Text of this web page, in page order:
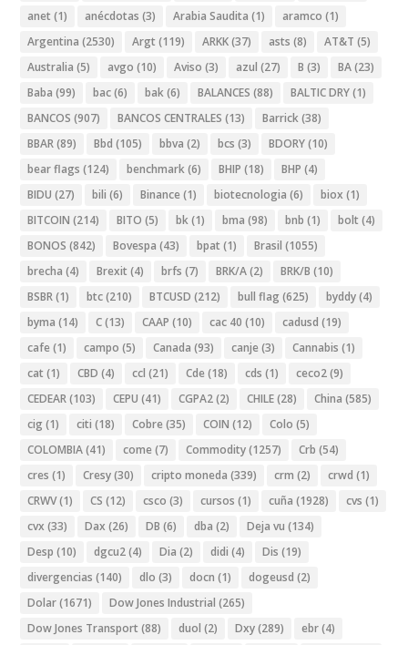
anet (1) anécdotas (3) Arabia Saudita (1) aramco (1)
Argentina (2530) Argt (119) ARKK(37) asts (8) AT&T (5)
Australia (5) avgo (10) Aviso (3) azul (27) B (3) BA(23)
Baba (99) bac(6) bak(6) BALANCES (88) BALTIC DRY(1)
BANCOS (907) BANCOS CENTRALES (13) Barrick(38)
BBAR(89) Bbd (105) bbva (2) bcs (3) BDORY(10)
bear flags (124) benchmark(6) BHIP (18) BHP (4)
BIDU (27) bili (6) Binance (1) biotecnologia (6) biox (1)
BITCOIN (214) BITO (5) bk(1) bma (98) bnb (1) bolt (4)
BONOS (842) Bovespa (43) bpat (1) Brasil (1055)
brecha (4) Brexit (4) brfs (7) BRK/A(2) BRK/B (10)
BSBR(1) btc(210) BTCUSD (212) bull flag (625) byddy(4)
byma (14) C(13) CAAP (10) cac 40 (10) cadusd (19)
cafe (1) campo (5) Canada (93) canje (3) Cannabis (1)
cat (1) CBD (4) ccl (21) Cde (18) cds (1) ceco2(9)
CEDEAR(103) CEPU (41) CGPA2(2) CHILE(28) China (585)
cig (1) citi (18) Cobre (35) COIN (12) Colo (5)
COLOMBIA(41) come (7) Commodity(1257) Crb (54)
cres (1) Cresy(30) cripto moneda (339) crm (2) crwd (1)
CRWV(1) CS (12) csco (3) cursos (1) cuña (1928) cvs (1)
cvx (33) Dax (26) DB (6) dba (2) Deja vu (134)
Desp (10) dgcu2(4) Dia (2) didi (4) Dis (19)
divergencias (140) dlo (3) docn (1) dogeusd (2)
Dolar(1671) Dow Jones Industrial (265)
Dow Jones Transport (88) duol (2) Dxy(289) ebr(4)